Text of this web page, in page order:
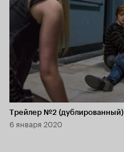
Длительность 2 мин
Трейлер №2 (дублированный)
6 января 2020